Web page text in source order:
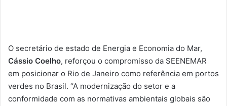
O secretário de estado de Energia e Economia do Mar,
Cássio Coelho, reforçou o compromisso da SEENEMAR
em posicionar o Rio de Janeiro como referência em portos
verdes no Brasil. “A modernização do setor e a
conformidade com as normativas ambientais globais são